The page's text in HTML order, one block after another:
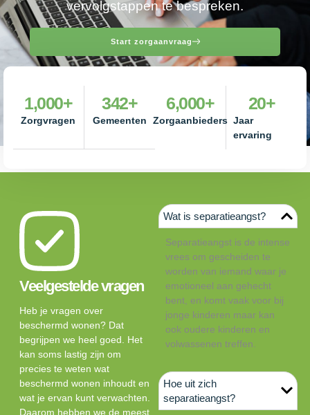
vervolgstappen te bespreken.
Start zorgaanvraag
Zorgvragen
1,000+
Gemeenten
342+
Zorgaanbieders
6,000+
Jaar
ervaring
20+
Veelgestelde vragen
Heb je vragen over
beschermd wonen? Dat
begrijpen we heel goed. Het
kan soms lastig zijn om
precies te weten wat
beschermd wonen inhoudt en
wat je ervan kunt verwachten.
Daarom hebben we de meest
Wat is separatieangst?
Separatieangst is de intense
vrees om gescheiden te
worden van iemand waar je
emotioneel aan gehecht
bent, en komt vaak voor bij
jonge kinderen maar kan
ook oudere kinderen en
volwassenen treffen.
Hoe uit zich
separatieangst?